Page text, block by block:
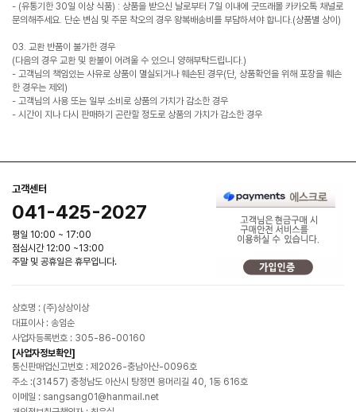
- (유통기한 30일 이상 식품) : 상품을 받으신 날로부터 7일 이내에 굿뜨래몰 카카오톡 채널로
문의해주세요. 단순 변심 및 주문 착오의 경우 왕복배송비를 부담하셔야 합니다.(상품별 상이)
03. 교환 반품이 불가한 경우
(다음의 경우 교환 및 환불이 어려울 수 있으니 양해부탁드립니다.)
- 고객님의 책임있는 사유로 상품이 멸실되거나 훼손된 경우(단, 상품확인을 위해 포장을 훼손
한 경우는 제외)
- 고객님의 사용 또는 일부 소비로 상품의 가치가 감소한 경우
- 시간이 지나 다시 판매하기 곤란할 정도로 상품의 가치가 감소한 경우
고객센터
041-425-2027
평일 10:00 ~ 17:00
점심시간 12:00 ~13:00
주말 및 공휴일은 휴무입니다.
상호명 : (주)상상이상
대표이사 : 송임순
사업자등록번호 : 305-86-00160
[사업자정보확인]
통신판매업신고번호 : 제2026-충남아산-0096호
주소 :(31457) 충청남도 아산시 탕정면 용머리길 40, 1동 616호
이메일 : sangsang01@hanmail.net